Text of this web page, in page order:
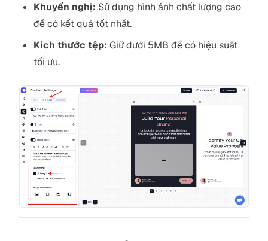
Khuyến nghị: Sử dụng hình ảnh chất lượng cao
để có kết quả tốt nhất.
Kích thước tệp: Giữ dưới 5MB để có hiệu suất
tối ưu.